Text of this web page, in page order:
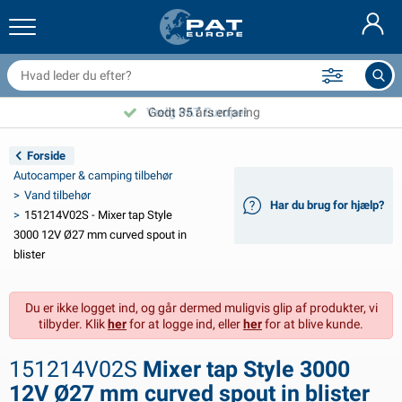
& tilbehør
udstyr til trailer
Belysning
Belysning Aspöck
belysning for tilhengere
indvendig
& solprodukter
& 24V tilbehør
& autocamper udvendig
& bobil invendig
til gas
tilbehør
og beslag
og sjækler
og vedligeholdelse
covers og tilbehør
Brandslukker & brandtæpper
produkter
Nederlands
Deutsch
English
Français
Svenska
Norsk
Suomalainen
Vælg PAT Europe!
Godt 35 års erfaring
Forside
Autocamper & camping tilbehør
Vand tilbehør
151214V02S - Mixer tap Style
3000 12V Ø27 mm curved spout in
blister
Har du brug for hjælp?
Du er ikke logget ind, og går dermed muligvis glip af produkter, vi
tilbyder. Klikherfor at logge ind, ellerherfor at blive kunde.
151214V02S Mixer tap Style 3000
12V Ø27 mm curved spout in blister